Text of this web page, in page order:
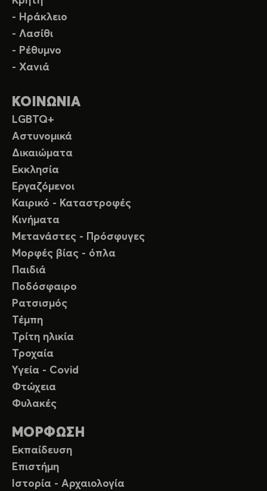
- Ηράκλειο
- Λασίθι
- Ρέθυμνο
- Χανιά
ΚΟΙΝΩΝΙΑ
LGBTQ+
Αστυνομικά
Δικαιώματα
Εκκλησία
Εργαζόμενοι
Καιρικό - Καταστροφές
Κινήματα
Μετανάστες - Πρόσφυγες
Μορφές βίας - όπλα
Παιδιά
Ποδόσφαιρο
Ρατσισμός
Τέμπη
Τρίτη ηλικία
Τροχαία
Υγεία - Covid
Φτώχεια
Φυλακές
ΜΟΡΦΩΣΗ
Εκπαίδευση
Επιστήμη
Ιστορία - Αρχαιολογία